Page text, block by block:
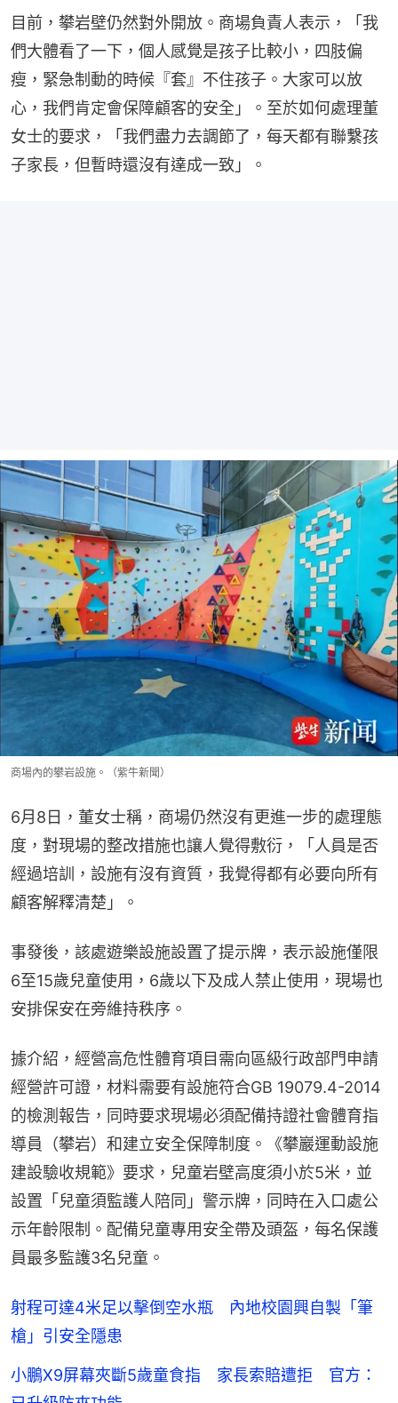
目前，攀岩壁仍然對外開放。商場負責人表示，「我
們大體看了一下，個人感覺是孩子比較小，四肢偏
瘦，緊急制動的時候『套』不住孩子。大家可以放
心，我們肯定會保障顧客的安全」。至於如何處理董
女士的要求，「我們盡力去調節了，每天都有聯繫孩
子家長，但暫時還沒有達成一致」。
商場內的攀岩設施。（紫牛新聞）
6月8日，董女士稱，商場仍然沒有更進一步的處理態
度，對現場的整改措施也讓人覺得敷衍，「人員是否
經過培訓，設施有沒有資質，我覺得都有必要向所有
顧客解釋清楚」。
事發後，該處遊樂設施設置了提示牌，表示設施僅限
6至15歲兒童使用，6歲以下及成人禁止使用，現場也
安排保安在旁維持秩序。
據介紹，經營高危性體育項目需向區級行政部門申請
經營許可證，材料需要有設施符合GB 19079.4-2014
的檢測報告，同時要求現場必須配備持證社會體育指
導員（攀岩）和建立安全保障制度。《攀巖運動設施
建設驗收規範》要求，兒童岩壁高度須小於5米，並
設置「兒童須監護人陪同」警示牌，同時在入口處公
示年齡限制。配備兒童專用安全帶及頭盔，每名保護
員最多監護3名兒童。
射程可達4米足以擊倒空水瓶 內地校園興自製「筆
槍」引安全隱患
小鵬X9屏幕夾斷5歲童食指 家長索賠遭拒 官方：